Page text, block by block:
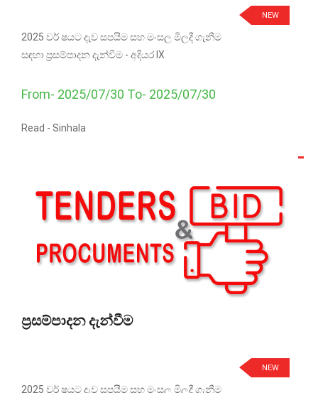
NEW
2025 වර් ෂයට දැව සපයීම සහ මංසල මිලදී ගැනීම
සඳහා ප්‍රසම්පාදන දැන්වීම - අදියර IX
From- 2025/07/30 To- 2025/07/30
Read - Sinhala
ප්‍රසම්පාදන දැන්වීම
NEW
2025 වර් ෂයට දැව සපයීම සහ මංසල මිලදී ගැනීම